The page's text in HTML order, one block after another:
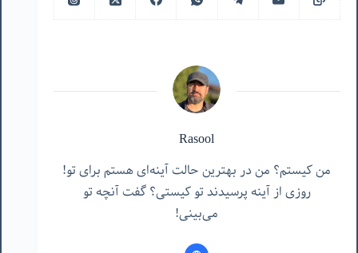
Rasool
من کیستم؟ من در بهترین حالت آینه‌ای هستم برای تو!
روزی از آینه پرسیدند تو کیستی؟ گفت آنچه تو
می‌بینی!